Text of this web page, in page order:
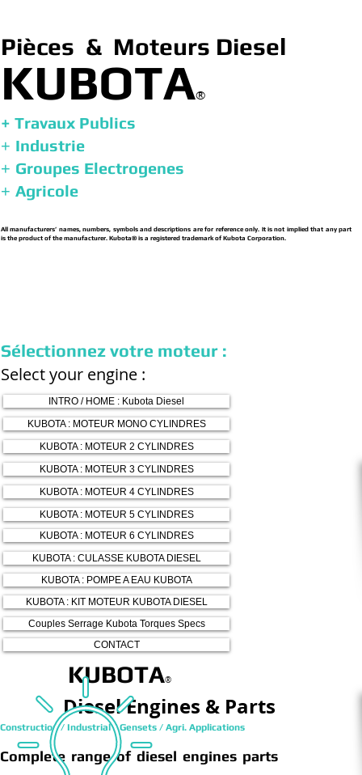
Pièces & Moteurs Diesel
KUBOTA®
+ Travaux Publics
+ Industrie
+ Groupes Electrogenes
+ Agricole
All manufacturers’ names, numbers, symbols and descriptions are for reference only. It is not implied that any part
is the product of the manufacturer. Kubota® is a registered trademark of Kubota Corporation.
KUBOTA®
Diesel Engines & Parts
Construction / Industrial / Gensets / Agri. Applications
Complete range of diesel engines parts
KUBOTA : MOTEUR 3 CYLINDRES
KUBOTA : MOTEUR 5 CYLINDRES
KUBOTA : CULASSE KUBOTA DIESEL
Couples Serrage Kubota Torques Specs
CONTACT
KUBOTA : MOTEUR MONO CYLINDRES
INTRO / HOME : Kubota Diesel
KUBOTA : MOTEUR 2 CYLINDRES
KUBOTA : MOTEUR 4 CYLINDRES
KUBOTA : POMPE A EAU KUBOTA
KUBOTA : KIT MOTEUR KUBOTA DIESEL
Sélectionnez votre moteur :
Select your engine :
KUBOTA : MOTEUR 6 CYLINDRES